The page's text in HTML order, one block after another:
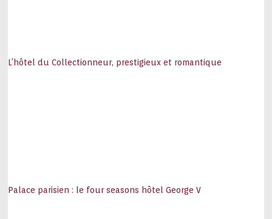
L’hôtel du Collectionneur, prestigieux et romantique
Palace parisien : le four seasons hôtel George V